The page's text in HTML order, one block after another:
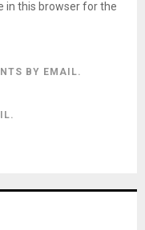
in this browser for the
BY EMAIL.